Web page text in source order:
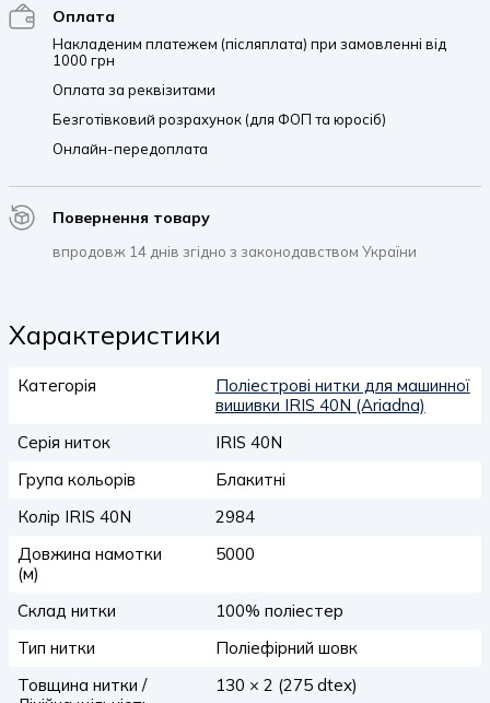
Оплата
Накладеним платежем (післяплата) при замовленні від
1000 грн
Оплата за реквізитами
Безготівковий розрахунок (для ФОП та юросіб)
Онлайн-передоплата
Повернення товару
впродовж 14 днів згідно з законодавством України
Характеристики
Категорія
Поліестрові нитки для машинної
вишивки IRIS 40N (Ariadna)
Серія ниток
IRIS 40N
Група кольорів
Блакитні
Колір IRIS 40N
2984
Довжина намотки
(м)
5000
Склад нитки
100% поліестер
Тип нитки
Поліефірний шовк
Товщина нитки /
130 × 2 (275 dtex)